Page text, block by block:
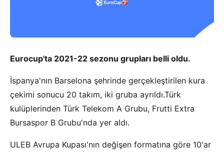
Eurocup'ta 2021-22 sezonu grupları belli oldu.
İspanya'nın Barselona şehrinde gerçekleştirilen kura
çekimi sonucu 20 takım, iki gruba ayrıldı.Türk
kulüplerinden Türk Telekom A Grubu, Frutti Extra
Bursaspor B Grubu'nda yer aldı.
ULEB Avrupa Kupası'nın değişen formatına göre 10'ar